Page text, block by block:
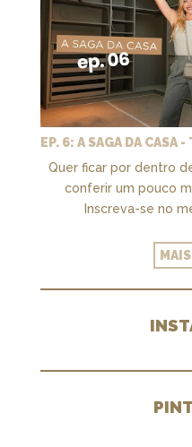
Quer ficar por dentro
conferir um pouco
Inscreva-se no